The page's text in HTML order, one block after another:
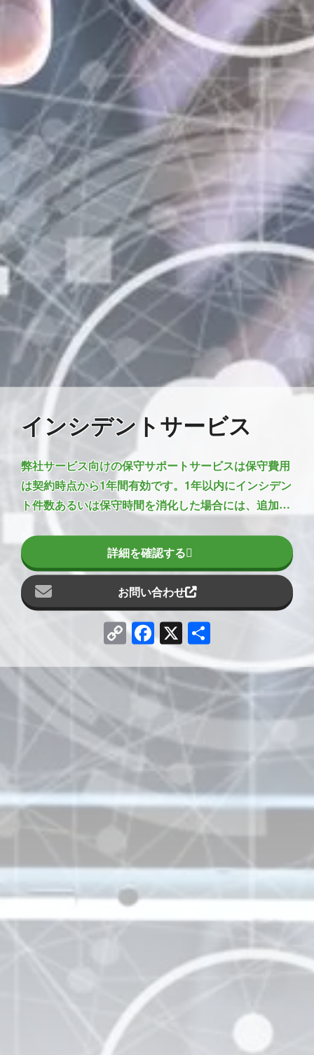
インシデントサービス
弊社サービス向けの保守サポートサービスは保守費用
は契約時点から1年間有効です。1年以内にインシデン
ト件数あるいは保守時間を消化した場合には、追加で
サービスを購入する事をお勧めします。
詳細を確認する
お問い合わせ
Copy
Link
Facebook
X
有